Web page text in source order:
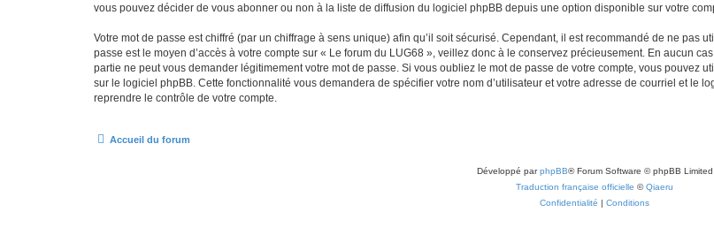
vous pouvez décider de vous abonner ou non à la liste de diffusion du logiciel phpBB depuis une option disponible sur votre
Votre mot de passe est chiffré (par un chiffrage à sens unique) afin qu’il soit sécurisé. Cependant, il est recommandé de ne pas
passe est le moyen d’accès à votre compte sur « Le forum du LUG68 », veillez donc à le conservez précieusement. En aucun
partie ne peut vous demander légitimement votre mot de passe. Si vous oubliez le mot de passe de votre compte, vous pouvez
sur le logiciel phpBB. Cette fonctionnalité vous demandera de spécifier votre nom d’utilisateur et votre adresse de courriel et le
reprendre le contrôle de votre compte.
Accueil du forum
Développé parphpBB® Forum Software © phpBB Limited
Traduction française officielle ©Qiaeru
Confidentialité | Conditions